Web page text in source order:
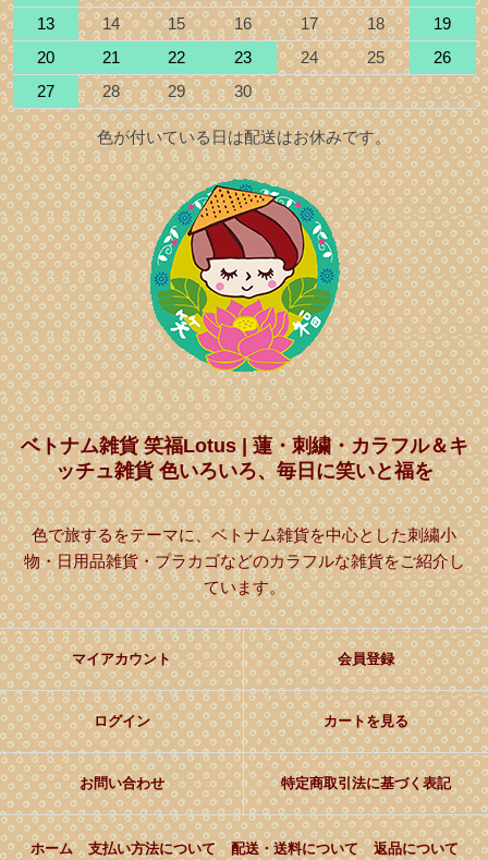
13
14 15 16 17 18
19
20
21 22 23 24 25
26
27
28 29 30
色が付いている日は配送はお休みです。
ベトナム雑貨 笑福Lotus | 蓮・刺繍・カラフル＆キ
ッチュ雑貨 色いろいろ、毎日に笑いと福を
色で旅するをテーマに、ベトナム雑貨を中心とした刺繍小
物・日用品雑貨・プラカゴなどのカラフルな雑貨をご紹介し
ています。
マイアカウント 会員登録
ログイン カートを見る
お問い合わせ 特定商取引法に基づく表記
ホーム 支払い方法について 配送・送料について 返品について